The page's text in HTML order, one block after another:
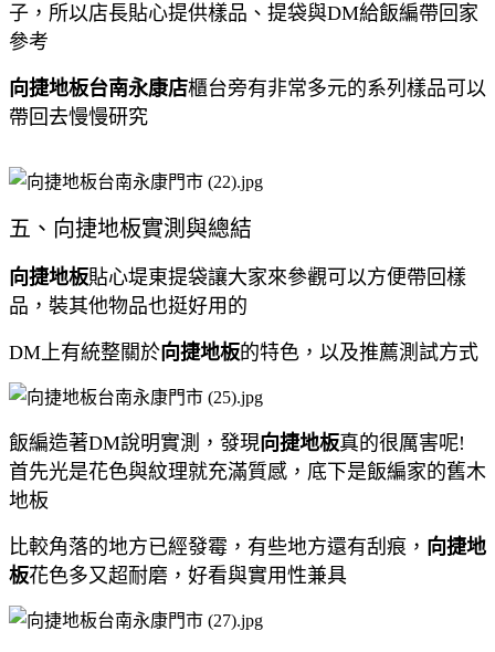
子，所以店長貼心提供樣品、提袋與DM給飯編帶回家
參考
向捷地板台南永康店櫃台旁有非常多元的系列樣品可以
帶回去慢慢研究
五、向捷地板實測與總結
向捷地板貼心堤東提袋讓大家來參觀可以方便帶回樣
品，裝其他物品也挺好用的
DM上有統整關於向捷地板的特色，以及推薦測試方式
飯編造著DM說明實測，發現向捷地板真的很厲害呢!
首先光是花色與紋理就充滿質感，底下是飯編家的舊木
地板
比較角落的地方已經發霉，有些地方還有刮痕， 向捷地
板花色多又超耐磨，好看與實用性兼具